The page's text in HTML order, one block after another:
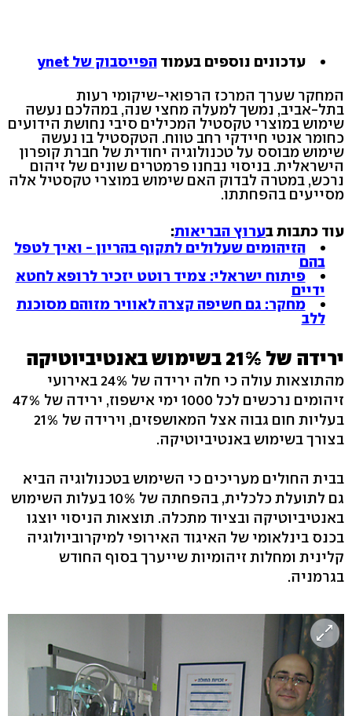
עדכונים נוספים בעמודהפייסבוק של ynet
המחקר שערך המרכז הרפואי-שיקומי רעות
בתל-אביב, נמשך למעלה מחצי שנה, במהלכם נעשה
שימוש במוצרי טקסטיל המכילים סיבי נחושת הידועים
כחומר אנטי חיידקי רחב טווח. הטקסטיל בו נעשה
שימוש מבוסס על טכנולוגיה יחודית של חברת קופרון
הישראלית. בניסוי נבחנו פרמטרים שונים של זיהום
נרכש, במטרה לבדוק האם שימוש במוצרי טקסטיל אלה
מסייעים בהפחתתו.
עוד כתבות בערוץ הבריאות:
הזיהומים שעלולים לתקוף בהריון - ואיך לטפל
בהם
פיתוח ישראלי: צמיד רוטט יזכיר לרופא לחטא
ידיים
מחקר: גם חשיפה קצרה לאוויר מזוהם מסוכנת
ללב
ירידה של 21% בשימוש באנטיביוטיקה
מהתוצאות עולה כי חלה ירידה של 24% באירועי
זיהומים נרכשים לכל 1000 ימי אישפוז, ירידה של 47%
בעליות חום גבוה אצל המאושפזים, וירידה של 21%
בצורך בשימוש באנטיביוטיקה.
בבית החולים מעריכים כי השימוש בטכנולוגיה הביא
גם לתועלת כלכלית, בהפחתה של 10% בעלות השימוש
באנטיביוטיקה ובציוד מתכלה. תוצאות הניסוי יוצגו
בכנס בינלאומי של האיגוד האירופי למיקרוביולוגיה
קלינית ומחלות זיהומיות שייערך בסוף החודש
בגרמניה.